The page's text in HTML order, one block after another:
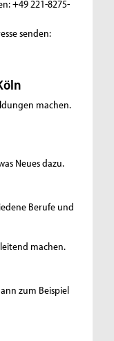
+49 221-8275-
senden:
machen.
Neues dazu.
Berufe und
machen.
zum Beispiel